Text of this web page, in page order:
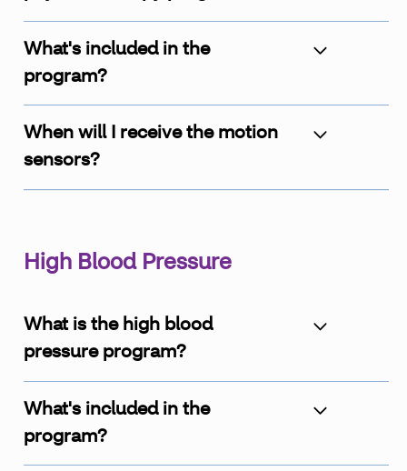
What's included in the
program?
When will I receive the motion
sensors?
High Blood Pressure
What is the high blood
pressure program?
What's included in the
program?